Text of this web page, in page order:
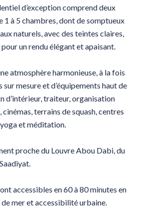
d’exception comprend deux
à 5 chambres, dont de somptueux
naturels, avec des teintes claires,
un rendu élégant et apaisant.
atmosphère harmonieuse, à la fois
mesure et d’équipements haut de
d’intérieur, traiteur, organisation
terrains de squash, centres
et méditation.
proche du Louvre Abou Dabi, du
accessibles en 60 à 80 minutes en
mer et accessibilité urbaine.